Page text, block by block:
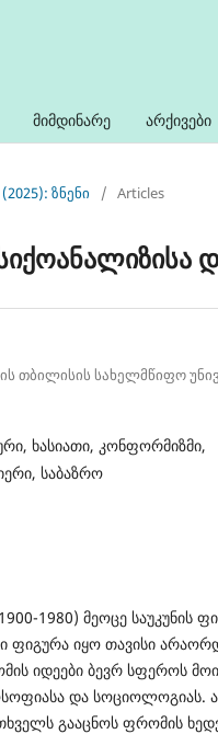
მიმდინარე არქივები
ზნენი / Articles
თბილისის სახელმწიფო
ხასიათი, კონფორმიზმი,
საბაზრო
1980) მეოცე საუკუნის
ფიგურა იყო თავისი
იდეები ბევრ სფეროს
და სოციოლოგიას.
გააცნოს ფრომის